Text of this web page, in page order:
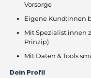
Vorsorge
Eigene Kund:innen
Mit Spezialist:innen
Prinzip)
Mit Daten & Tools
Dein Profil